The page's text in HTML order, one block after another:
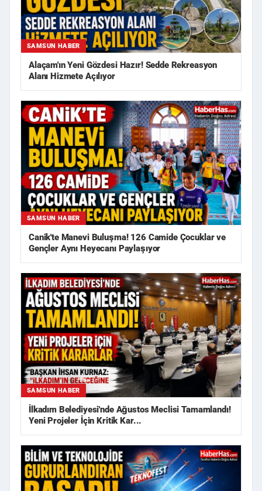
SAMSUN HABER
Alaçam'ın Yeni Gözdesi Hazır! Sedde Rekreasyon
Alanı Hizmete Açılıyor
SAMSUN HABER
Canik'te Manevi Buluşma! 126 Camide Çocuklar ve
Gençler Aynı Heyecanı Paylaşıyor
SAMSUN HABER
İlkadım Belediyesi'nde Ağustos Meclisi Tamamlandı!
Yeni Projeler İçin Kritik Kar...